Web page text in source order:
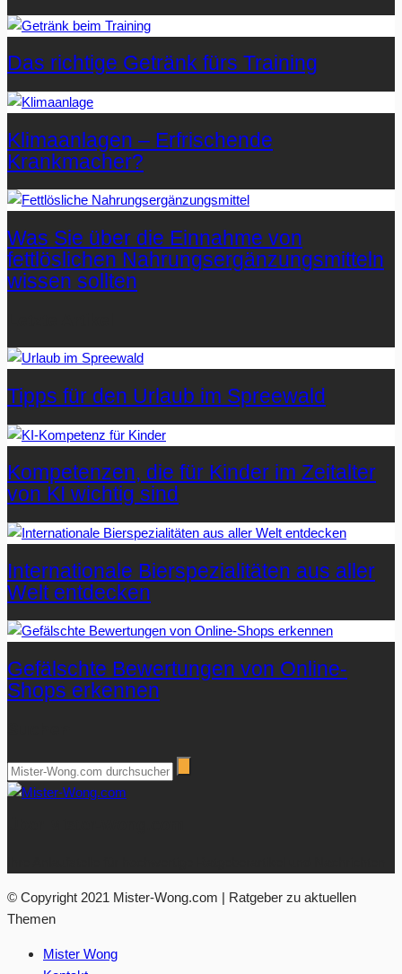
Das richtige Getränk fürs Training
Klimaanlagen – Erfrischende
Krankmacher?
Was Sie über die Einnahme von
fettlöslichen Nahrungsergänzungsmitteln
wissen sollten
Tipps für den Urlaub im Spreewald
Kompetenzen, die für Kinder im Zeitalter
von KI wichtig sind
Internationale Bierspezialitäten aus aller
Welt entdecken
Gefälschte Bewertungen von Online-
Shops erkennen
© Copyright 2021 Mister-Wong.com | Ratgeber zu aktuellen
Themen
Mister Wong